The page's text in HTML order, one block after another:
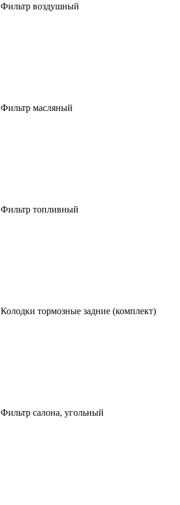
Фильтр воздушный
Фильтр масляный
Фильтр топливный
Колодки тормозные задние (комплект)
Фильтр салона, угольный